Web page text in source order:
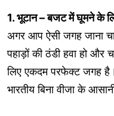
1. भूटान – बजट में घूमने के
अगर आप ऐसी जगह जाना
पहाड़ों की ठंडी हवा हो और
लिए एकदम परफेक्ट जगह
भारतीय बिना वीजा के